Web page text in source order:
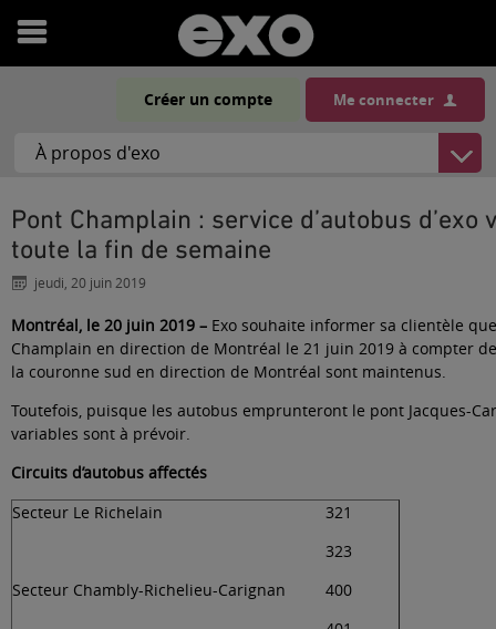
Ouvrir
menu
Créer un compte Me connecter
Pont Champlain : service d’autobus d’exo vers Montréal maintenu
toute la fin de semaine
jeudi, 20 juin 2019
Montréal, le 20 juin 2019 – Exo souhaite informer sa clientèle
Champlain en direction de Montréal le 21 juin 2019 à compter
la couronne sud en direction de Montréal sont maintenus.
Toutefois, puisque les autobus emprunteront le pont Jacques-
variables sont à prévoir.
Circuits d’autobus affectés
Secteur Le Richelain
321
323
Secteur Chambly-Richelieu-Carignan
400